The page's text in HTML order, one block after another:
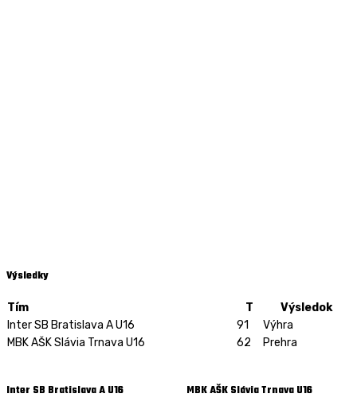
Výsledky
Tím T
Výsledok
Inter SB Bratislava A U16
91
Výhra
MBK AŠK Slávia Trnava U16
62 Prehra
Inter SB Bratislava A U16 MBK AŠK Slávia Trnava U16